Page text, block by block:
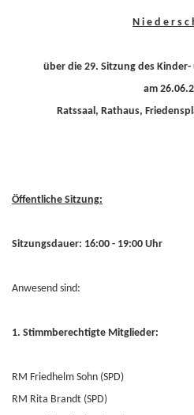
N i e d e r s c
über die 29. Sitzung des
am
Ratssaal, Rathaus,
Öffentliche Sitzung:
Sitzungsdauer: 16:00 - 19:00 Uhr
Anwesend sind:
1. Stimmberechtigte Mitglieder:
RM Friedhelm Sohn (SPD)
RM Rita Brandt (SPD)